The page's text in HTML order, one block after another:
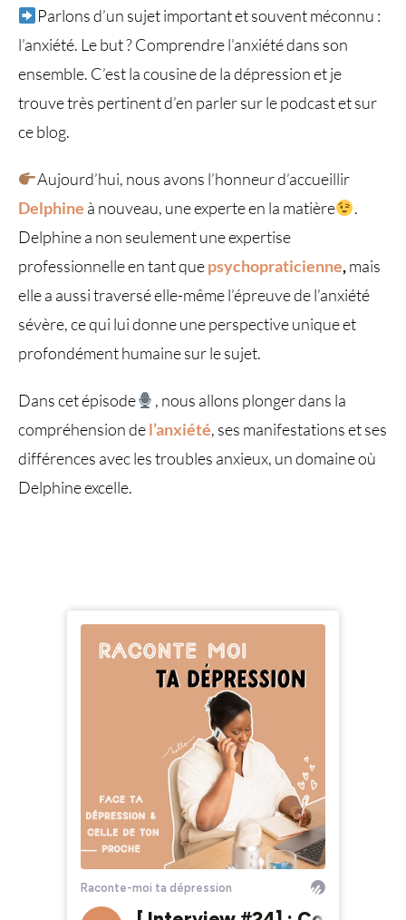
Parlons d’un sujet important et souvent méconnu :
l’anxiété. Le but ? Comprendre l’anxiété dans son
ensemble. C’est la cousine de la dépression et je
trouve très pertinent d’en parler sur le podcast et sur
ce blog.
Aujourd’hui, nous avons l’honneur d’accueillir
Delphine à nouveau, une experte en la matière
.
Delphine a non seulement une expertise
professionnelle en tant quepsychopraticienne,mais
elle a aussi traversé elle-même l’épreuve de l’anxiété
sévère, ce qui lui donne une perspective unique et
profondément humaine sur le sujet.
Dans cet épisode
, nous allons plonger dans la
compréhension del’anxiété, ses manifestations et ses
différences avec les troubles anxieux, un domaine où
Delphine excelle.